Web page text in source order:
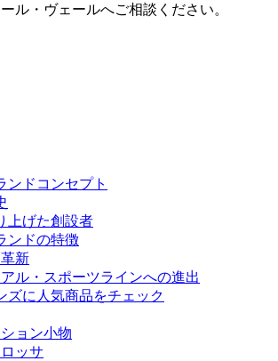
ル・ヴェールへご相談ください。
ンドコンセプト
上げた創設者
ンドの特徴
新
ル・スポーツラインへの進出
ズに人気商品をチェック
ョン小物
ッサ